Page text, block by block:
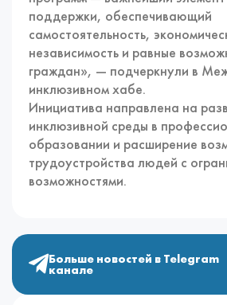
поддержки, обеспечивающий
самостоятельность,
независимость и равные
граждан», — подчеркнули в
инклюзивном хабе.
Инициатива направлена на
инклюзивной среды в
образовании и расширение
трудоустройства людей с
возможностями.
Больше новостей в Telegram
канале